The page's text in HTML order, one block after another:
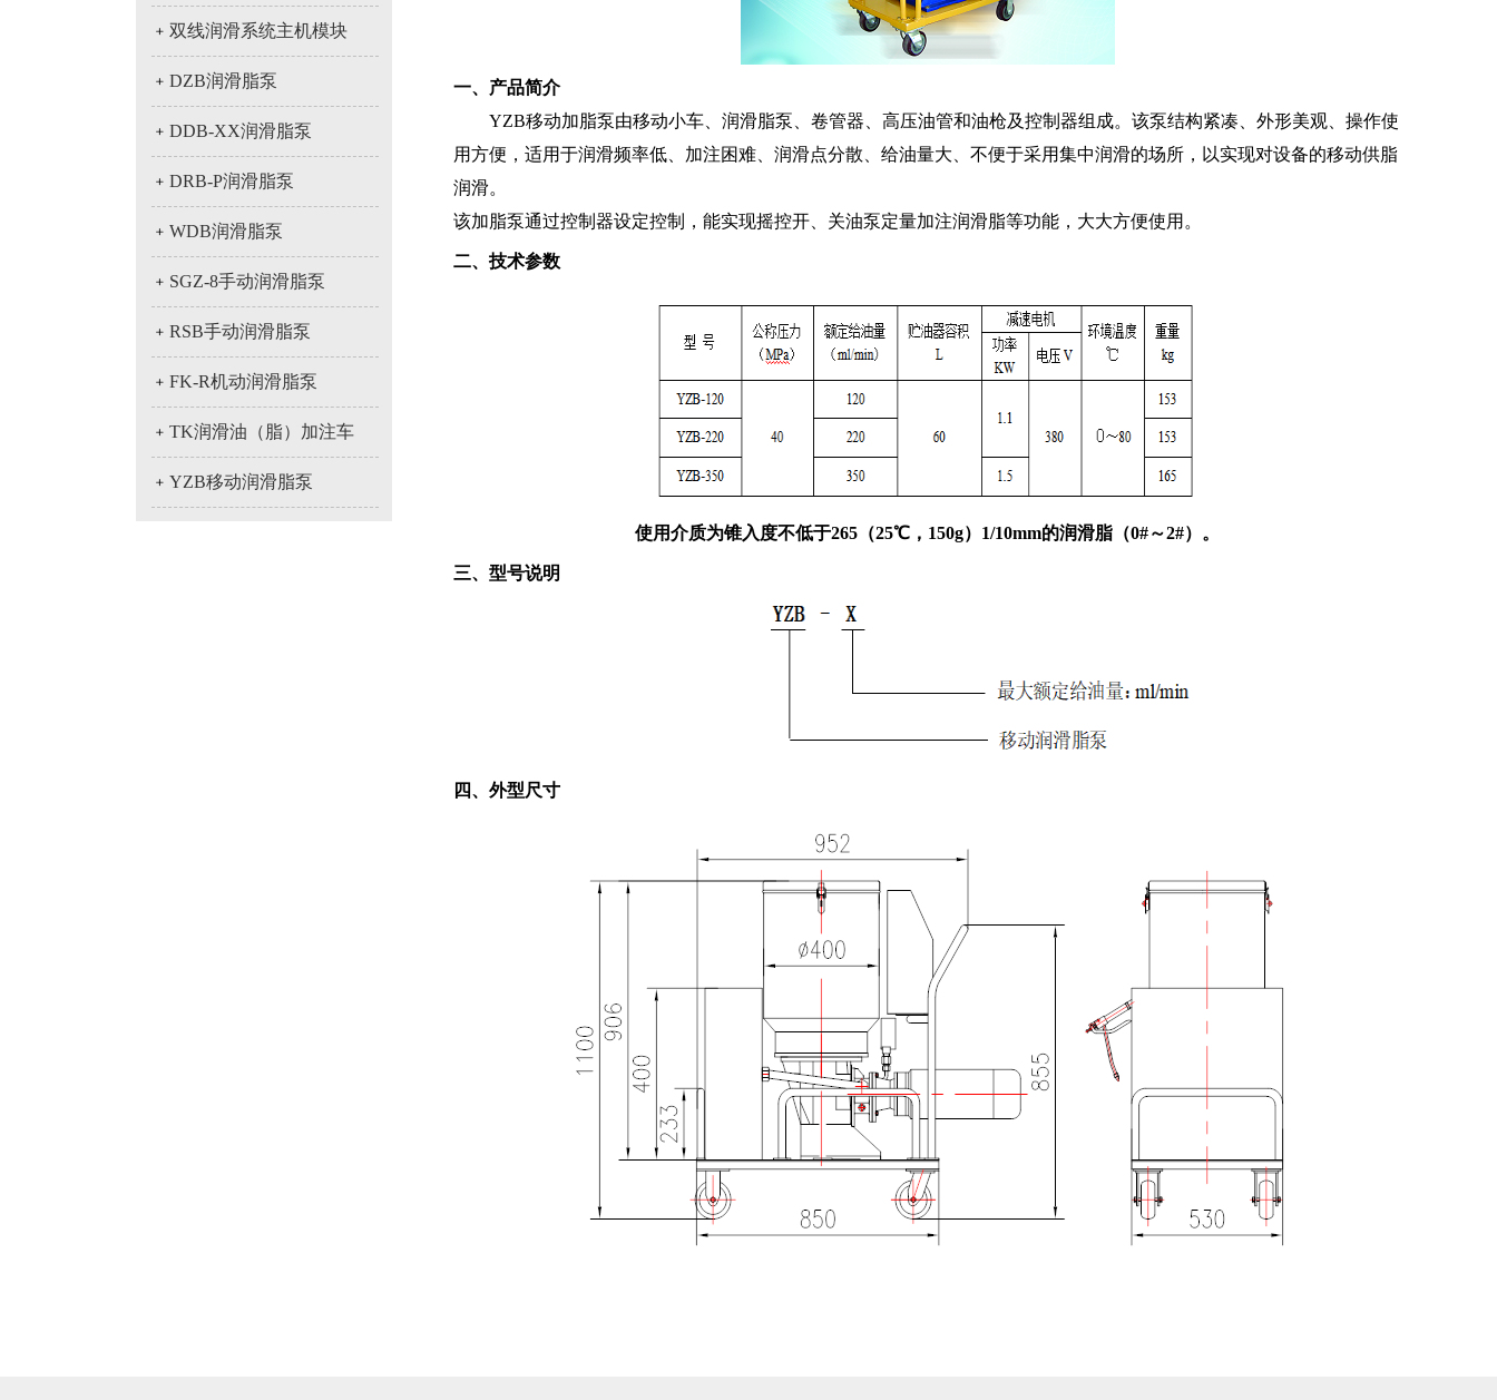
﹢ 双线润滑系统主机模块
﹢ DZB润滑脂泵
﹢ DDB-XX润滑脂泵
﹢ DRB-P润滑脂泵
﹢ WDB润滑脂泵
﹢ SGZ-8手动润滑脂泵
﹢ RSB手动润滑脂泵
﹢ FK-R机动润滑脂泵
﹢ TK润滑油（脂）加注车
﹢ YZB移动润滑脂泵
一、产品简介
YZB移动加脂泵由移动小车、润滑脂泵、卷管器、高压油管和油枪及控制器组成。该泵结构紧凑、外形美观、操作使
用方便，适用于润滑频率低、加注困难、润滑点分散、给油量大、不便于采用集中润滑的场所，以实现对设备的移动供脂
润滑。
该加脂泵通过控制器设定控制，能实现摇控开、关油泵定量加注润滑脂等功能，大大方便使用。
二、技术参数
使用介质为锥入度不低于265（25℃，150g）1/10mm的润滑脂（0#～2#）。
三、型号说明
四、外型尺寸